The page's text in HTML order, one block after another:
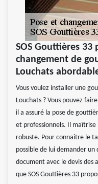
SOS Gouttières
changement de
Louchats
Vous voulez installer une
Louchats ? Vous pouvez
il a assuré la pose de
et professionnels. Il
robuste. Pour connaitre le
possible de lui demander
document avec le devis des
que SOS Gouttières 33